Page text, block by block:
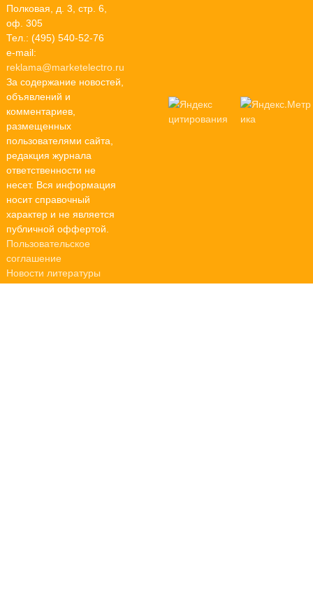
Полковая, д. 3, стр. 6,
оф. 305
Тел.: (495) 540-52-76
e-mail:
reklama@marketelectro.ru
За содержание новостей,
объявлений и
комментариев,
размещенных
пользователями сайта,
редакция журнала
ответственности не
несет. Вся информация
носит справочный
характер и не является
публичной оффертой.
Пользовательское
соглашение
Новости литературы